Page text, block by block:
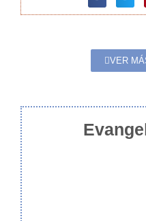
VER